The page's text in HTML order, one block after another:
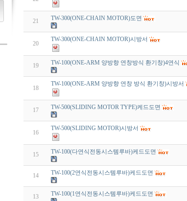
21 TW-300(ONE-CHAIN MOTOR)도면
20
TW-300(ONE-CHAIN MOTOR)시방서
19 TW-100(ONE-ARM 양방향 연창방식 환기창)4연식
18
TW-100(ONE-ARM 양방향 연창 방식 환기창)시방서
17 TW-500(SLIDING MOTOR TYPE)케드도면
16
TW-500(SLIDING MOTOR)시방서
15 TW-100(다연식전동시스템루바)케드도면
14 TW-100(2연식전동시스템루바)케드도면
13 TW-100(1연식전동시스템루바)케드도면